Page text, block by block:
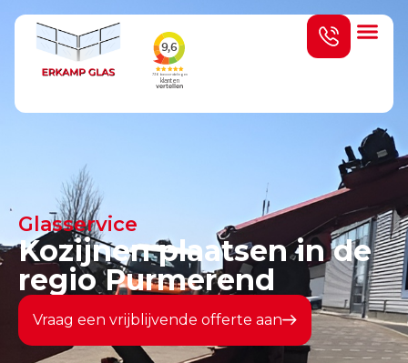
Glasservice
Kozijnen plaatsen in de
regio Purmerend
Vraag een vrijblijvende offerte aan